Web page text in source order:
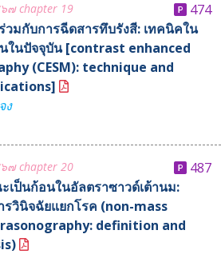
๗ chapter 19
474
มกับการฉีดสารทึบรังสี: เทคนิคใน
ในปัจจุบัน [contrast enhanced
(CESM): technique and
ง
๗ chapter 20
487
ป็นก้อนในอัลตราซาวด์เต้านม:
วินิจฉัยแยกโรค (non-mass
definition and